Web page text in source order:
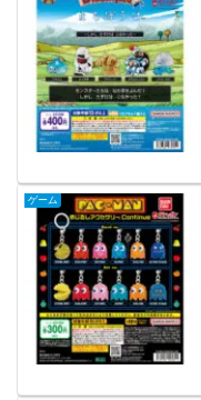
ゲーム